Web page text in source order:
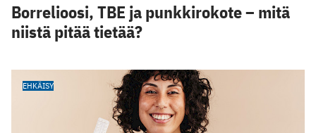
Borrelioosi, TBE ja punkkirokote – mitä
niistä pitää tietää?
EHKÄISY